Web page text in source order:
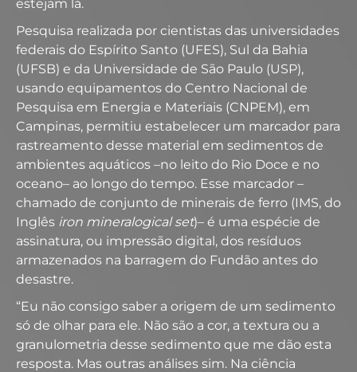
estejam lá.
Pesquisa realizada por cientistas das universidades
federais do Espírito Santo (UFES), Sul da Bahia
(UFSB) e da Universidade de São Paulo (USP),
usando equipamentos do Centro Nacional de
Pesquisa em Energia e Materiais (CNPEM), em
Campinas, permitiu estabelecer um marcador para
rastreamento desse material em sedimentos de
ambientes aquáticos –no leito do Rio Doce e no
oceano– ao longo do tempo. Esse marcador –
chamado de conjunto de minerais de ferro (IMS, do
Inglês iron mineralogical set)– é uma espécie de
assinatura, ou impressão digital, dos resíduos
armazenados na barragem do Fundão antes do
desastre.
“Eu não consigo saber a origem de um sedimento
só de olhar para ele. Não são a cor, a textura ou a
granulometria desse sedimento que me dão esta
resposta. Mas outras análises sim. Na ciência